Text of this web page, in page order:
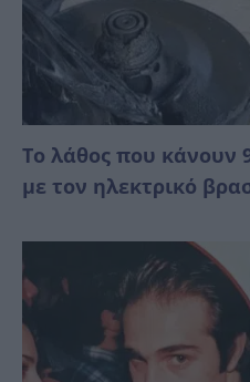
Το λάθος που κάνουν
με τον ηλεκτρικό